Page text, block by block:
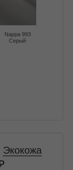
Nappa 993
Серый
Экокожа